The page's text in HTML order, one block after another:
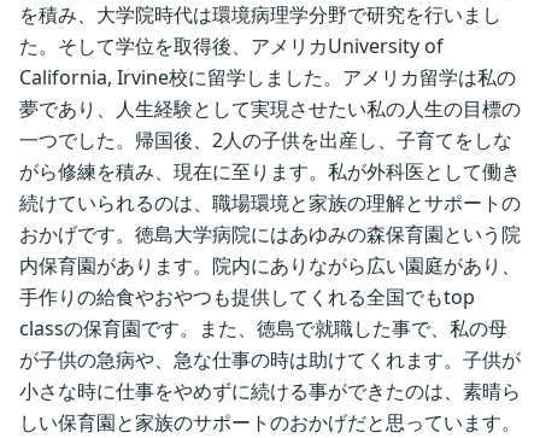
を積み、大学院時代は環境病理学分野で研究を行いまし
た。そして学位を取得後、アメリカUniversity of
California, Irvine校に留学しました。アメリカ留学は私の
夢であり、人生経験として実現させたい私の人生の目標の
一つでした。帰国後、2人の子供を出産し、子育てをしな
がら修練を積み、現在に至ります。私が外科医として働き
続けていられるのは、職場環境と家族の理解とサポートの
おかげです。徳島大学病院にはあゆみの森保育園という院
内保育園があります。院内にありながら広い園庭があり、
手作りの給食やおやつも提供してくれる全国でもtop
classの保育園です。また、徳島で就職した事で、私の母
が子供の急病や、急な仕事の時は助けてくれます。子供が
小さな時に仕事をやめずに続ける事ができたのは、素晴ら
しい保育園と家族のサポートのおかげだと思っています。